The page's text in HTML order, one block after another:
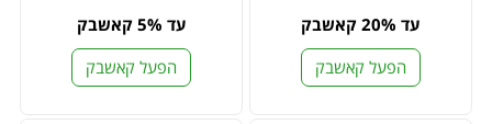
עד 20% קאשבק
הפעל קאשבק
עד 5% קאשבק
הפעל קאשבק